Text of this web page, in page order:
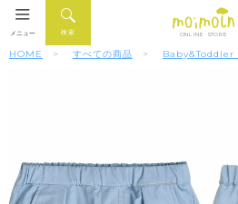
ONLINE STORE
検索
メニュー
HOME すべての商品 Baby&Toddler